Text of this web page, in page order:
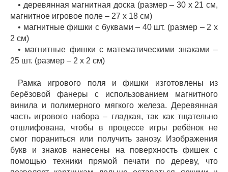
• деревянная магнитная доска (размер – 30 х 21 см,
магнитное игровое поле – 27 х 18 см)
• магнитные фишки с буквами – 40 шт. (размер – 2 х
2 см)
• магнитные фишки с математическими знаками –
25 шт. (размер – 2 х 2 см)
Рамка игрового поля и фишки изготовлены из
берёзовой фанеры с использованием магнитного
винила и полимерного мягкого железа. Деревянная
часть игрового набора – гладкая, так как тщательно
отшлифована, чтобы в процессе игры ребёнок не
смог пораниться или получить занозу. Изображения
букв и знаков нанесены на поверхность фишек с
помощью техники прямой печати по дереву, что